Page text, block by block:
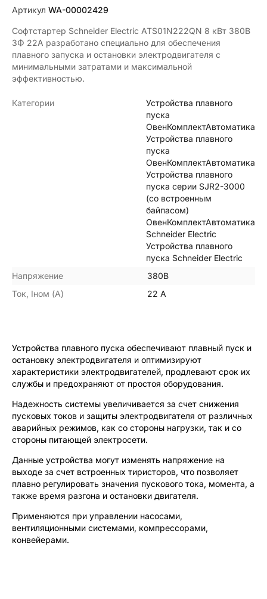
Артикул WA-00002429
Софтстартер Schneider Electric ATS01N222QN 8 кВт 380В
3Ф 22A разработано специально для обеспечения
плавного запуска и остановки электродвигателя с
минимальными затратами и максимальной
эффективностью.
Категории
Устройства плавного
пуска
ОвенКомплектАвтоматика
Устройства плавного
пуска
ОвенКомплектАвтоматика
Устройства плавного
пуска серии SJR2-3000
(со встроенным
байпасом)
ОвенКомплектАвтоматика
Schneider Electric
Устройства плавного
пуска Schneider Electric
Напряжение
380В
Ток, Iном (А)
22 А
Устройства плавного пуска обеспечивают плавный пуск и
остановку электродвигателя и оптимизируют
характеристики электродвигателей, продлевают срок их
службы и предохраняют от простоя оборудования.
Надежность системы увеличивается за счет снижения
пусковых токов и защиты электродвигателя от различных
аварийных режимов, как со стороны нагрузки, так и со
стороны питающей электросети.
Данные устройства могут изменять напряжение на
выходе за счет встроенных тиристоров, что позволяет
плавно регулировать значения пускового тока, момента, а
также время разгона и остановки двигателя.
Применяются при управлении насосами,
вентиляционными системами, компрессорами,
конвейерами.